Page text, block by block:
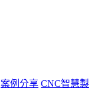
案例分享 CNC智慧製